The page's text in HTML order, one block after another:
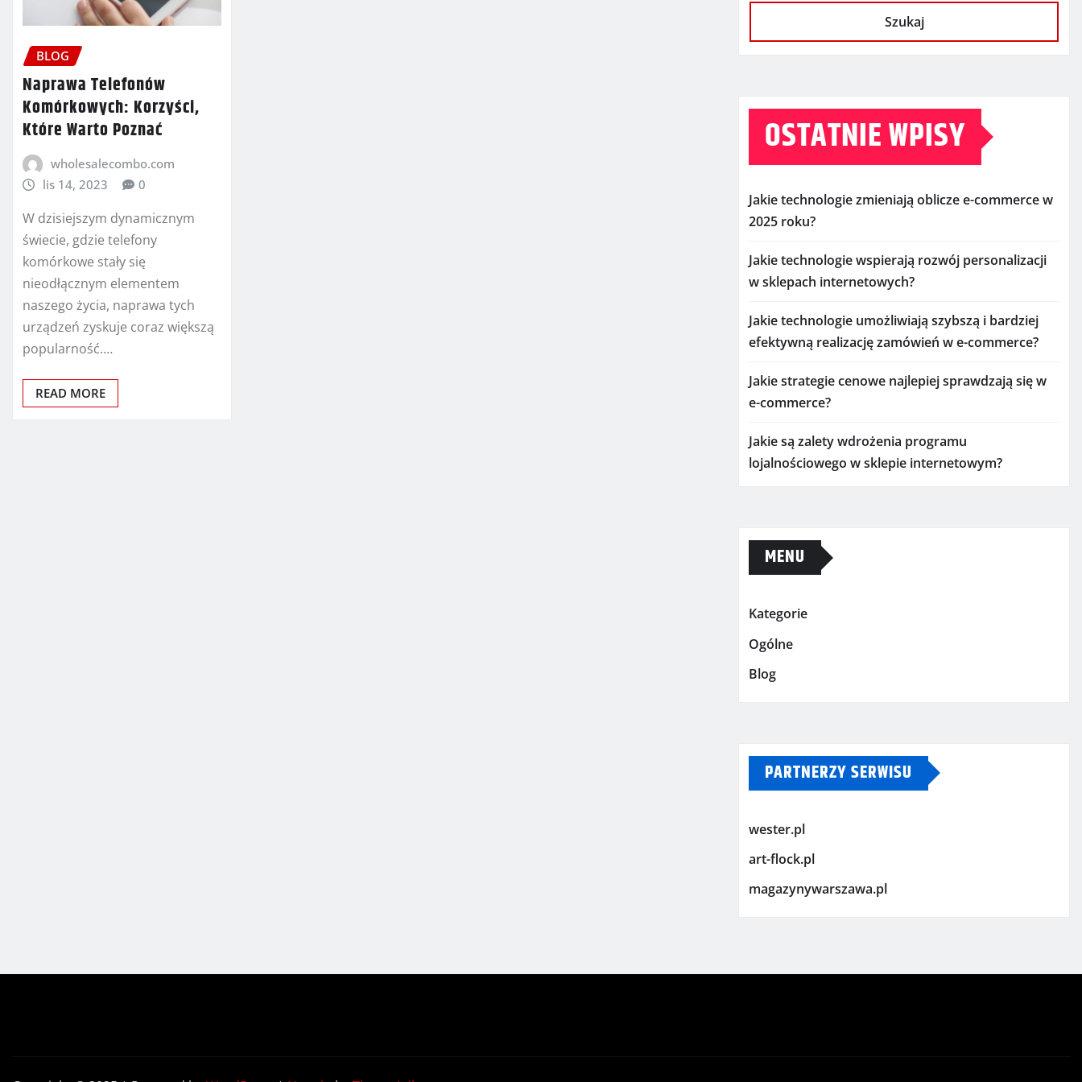
BLOG
Naprawa Telefonów
Komórkowych: Korzyści,
Które Warto Poznać
wholesalecombo.com
lis 14, 2023
0
W dzisiejszym dynamicznym
świecie, gdzie telefony
komórkowe stały się
nieodłącznym elementem
naszego życia, naprawa tych
urządzeń zyskuje coraz większą
popularność.…
READ MORE
Szukaj
OSTATNIE WPISY
Jakie technologie zmieniają oblicze e-commerce w
2025 roku?
Jakie technologie wspierają rozwój personalizacji
w sklepach internetowych?
Jakie technologie umożliwiają szybszą i bardziej
efektywną realizację zamówień w e-commerce?
Jakie strategie cenowe najlepiej sprawdzają się w
e-commerce?
Jakie są zalety wdrożenia programu
lojalnościowego w sklepie internetowym?
MENU
Kategorie
Ogólne
Blog
PARTNERZY SERWISU
wester.pl
art-flock.pl
magazynywarszawa.pl